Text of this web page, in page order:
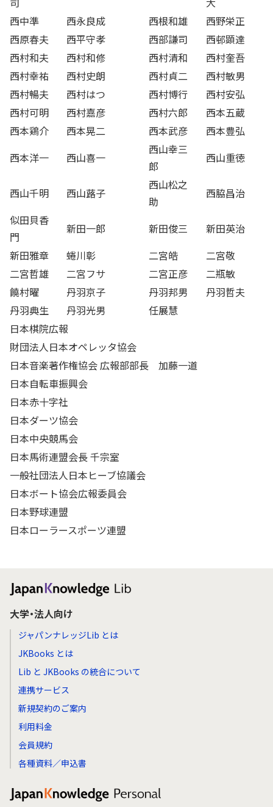
西中準
西永良成 西根和雄
西野栄正
西原春夫
西平守孝 西部謙司
西邨顕達
西村和夫
西村和修 西村清和
西村奎吾
西村幸祐
西村史朗 西村貞二
西村敏男
西村暢夫
西村はつ 西村博行
西村安弘
西村可明
西村嘉彦 西村六郎
西本五蔵
西本鶏介
西本晃二 西本武彦
西本豊弘
西本洋一
西山喜一
西山幸三
郎
西山重徳
西山千明 西山蕗子
西山松之
助
西脇昌治
似田貝香
門
新田一郎 新田俊三
新田英治
新田雅章
蜷川彰 二宮皓
二宮敬
二宮哲雄
二宮フサ 二宮正彦
二瓶敏
饒村曜
丹羽京子 丹羽邦男
丹羽哲夫
丹羽典生
丹羽光男
任展慧
日本棋院広報
財団法人日本オペレッタ協会
日本音楽著作権協会 広報部部長 加藤一道
日本自転車振興会
日本赤十字社
日本ダーツ協会
日本中央競馬会
日本馬術連盟会長 千宗室
一般社団法人日本ヒーブ協議会
日本ボート協会広報委員会
日本野球連盟
日本ローラースポーツ連盟
大学・法人向け
ジャパンナレッジLib とは
JKBooks とは
Lib と JKBooks の統合について
連携サービス
新規契約のご案内
利用料金
会員規約
各種資料／申込書